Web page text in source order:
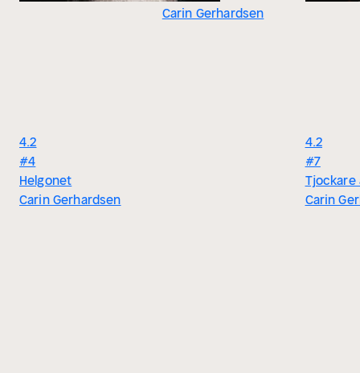
4.2
#4
Helgonet
Carin Gerhardsen
Carin Gerhardsen
4.2
#7
Carin